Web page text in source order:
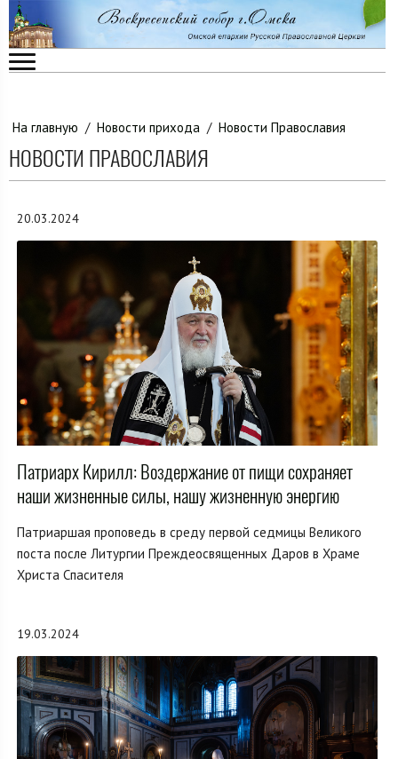
На главную / Новости прихода / Новости Православия
НОВОСТИ ПРАВОСЛАВИЯ
20.03.2024
Патриарх Кирилл: Воздержание от пищи сохраняет
наши жизненные силы, нашу жизненную энергию
Патриаршая проповедь в среду первой седмицы Великого
поста после Литургии Преждеосвященных Даров в Храме
Христа Спасителя
19.03.2024